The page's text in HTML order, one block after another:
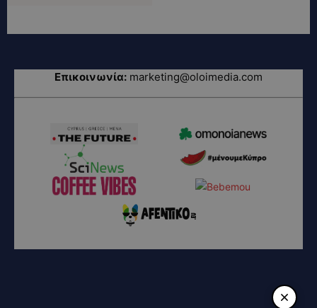
Επικοινωνία: marketing@oloimedia.com